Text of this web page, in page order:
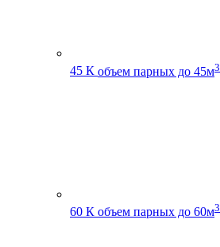
45 К объем парных до 45м3
60 К объем парных до 60м3